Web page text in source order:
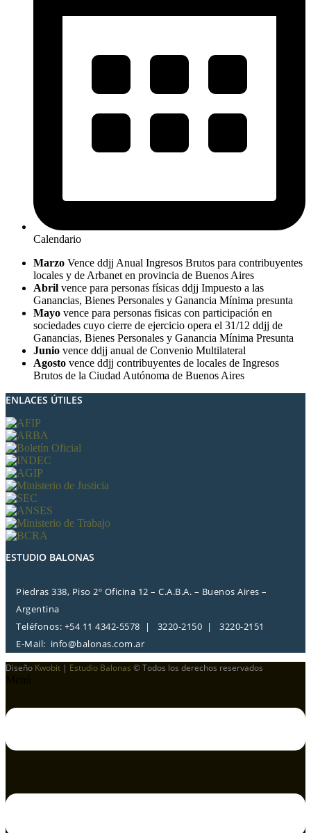
Calendario
Marzo Vence ddjj Anual Ingresos Brutos para contribuyentes
locales y de Arbanet en provincia de Buenos Aires
Abril vence para personas físicas ddjj Impuesto a las
Ganancias, Bienes Personales y Ganancia Mínima presunta
Mayo vence para personas fisicas con participación en
sociedades cuyo cierre de ejercicio opera el 31/12 ddjj de
Ganancias, Bienes Personales y Ganancia Mínima Presunta
Junio vence ddjj anual de Convenio Multilateral
Agosto vence ddjj contribuyentes de locales de Ingresos
Brutos de la Ciudad Autónoma de Buenos Aires
ENLACES ÚTILES
ESTUDIO BALONAS
Piedras 338, Piso 2º Oficina 12 – C.A.B.A. – Buenos Aires –
Argentina
Teléfonos: +54 11 4342-5578 | 3220-2150 | 3220-2151
E-Mail: info@balonas.com.ar
Diseño Kwobit | Estudio Balonas © Todos los derechos reservados